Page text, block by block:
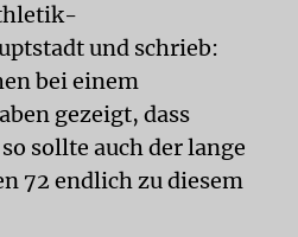
und schrieb:
bei einem
gezeigt, dass
sollte auch der lange
72 endlich zu diesem